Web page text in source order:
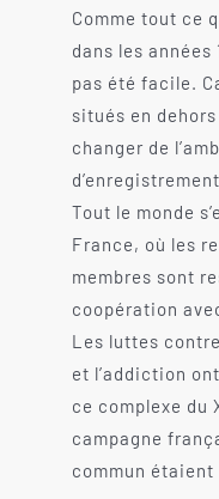
Comme tout ce
dans les années
pas été facile.
situés en
changer de
Tout le monde
France, où les
membres sont
coopération
Les luttes
et l’addiction
ce complexe du
campagne
commun